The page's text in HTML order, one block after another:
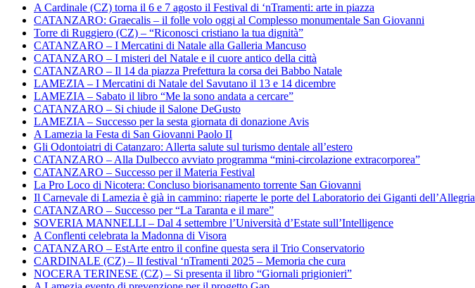
A Cardinale (CZ) torna il 6 e 7 agosto il Festival di ‘nTramenti: arte in piazza
CATANZARO: Graecalis – il folle volo oggi al Complesso monumentale San Giovanni
Torre di Ruggiero (CZ) – “Riconosci cristiano la tua dignità”
CATANZARO – I Mercatini di Natale alla Galleria Mancuso
CATANZARO – I misteri del Natale e il cuore antico della città
CATANZARO – Il 14 da piazza Prefettura la corsa dei Babbo Natale
LAMEZIA – I Mercatini di Natale del Savutano il 13 e 14 dicembre
LAMEZIA – Sabato il libro “Me la sono andata a cercare”
CATANZARO – Si chiude il Salone DeGusto
LAMEZIA – Successo per la sesta giornata di donazione Avis
A Lamezia la Festa di San Giovanni Paolo II
Gli Odontoiatri di Catanzaro: Allerta salute sul turismo dentale all’estero
CATANZARO – Alla Dulbecco avviato programma “mini-circolazione extracorporea”
CATANZARO – Successo per il Materia Festival
La Pro Loco di Nicotera: Concluso biorisanamento torrente San Giovanni
Il Carnevale di Lamezia è già in cammino: riaperte le porte del Laboratorio dei Giganti dell’Allegria
CATANZARO – Successo per “La Taranta e il mare”
SOVERIA MANNELLI – Dal 4 settembre l’Università d’Estate sull’Intelligence
A Conflenti celebrata la Madonna di Visora
CATANZARO – EstArte entro il confine questa sera il Trio Conservatorio
CARDINALE (CZ) – Il festival ‘nTramenti 2025 – Memoria che cura
NOCERA TERINESE (CZ) – Si presenta il libro “Giornali prigionieri”